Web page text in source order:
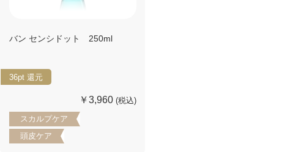
バン センシドット 250ml
36pt 還元
￥3,960 (税込)
スカルプケア
頭皮ケア